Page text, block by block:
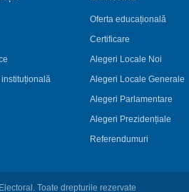
Oferta educațională
Certificare
Alegeri Locale Noi
Alegeri Locale Generale
Alegeri Parlamentare
Alegeri Prezidențiale
Referendumuri
Toate drepturile rezervate